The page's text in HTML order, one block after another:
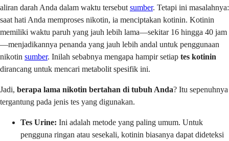
aliran darah Anda dalam waktu tersebut sumber. Tetapi ini masalahnya:
saat hati Anda memproses nikotin, ia menciptakan kotinin. Kotinin
memiliki waktu paruh yang jauh lebih lama—sekitar 16 hingga 40 jam
—menjadikannya penanda yang jauh lebih andal untuk penggunaan
nikotin sumber. Inilah sebabnya mengapa hampir setiap tes kotinin
dirancang untuk mencari metabolit spesifik ini.
Jadi, berapa lama nikotin bertahan di tubuh Anda? Itu sepenuhnya
tergantung pada jenis tes yang digunakan.
Tes Urine: Ini adalah metode yang paling umum. Untuk
pengguna ringan atau sesekali, kotinin biasanya dapat dideteksi